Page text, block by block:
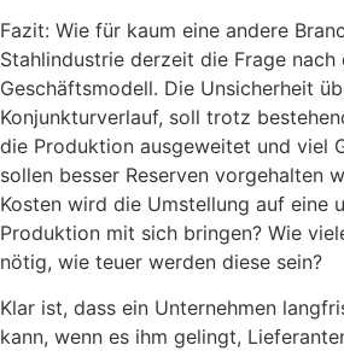
Fazit: Wie für kaum eine andere
Stahlindustrie derzeit die Frage
Geschäftsmodell. Die Unsicherheit
Konjunkturverlauf, soll trotz
die Produktion ausgeweitet und viel
sollen besser Reserven vorgehalten
Kosten wird die Umstellung auf eine
Produktion mit sich bringen? Wie
nötig, wie teuer werden diese sein?
Klar ist, dass ein Unternehmen
kann, wenn es ihm gelingt,